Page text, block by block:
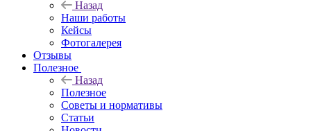
Назад
Наши работы
Кейсы
Фотогалерея
Отзывы
Полезное
Назад
Полезное
Советы и нормативы
Статьи